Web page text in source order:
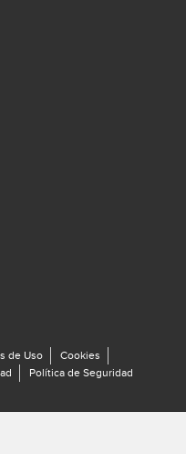
de Uso
Cookies
Política de Seguridad